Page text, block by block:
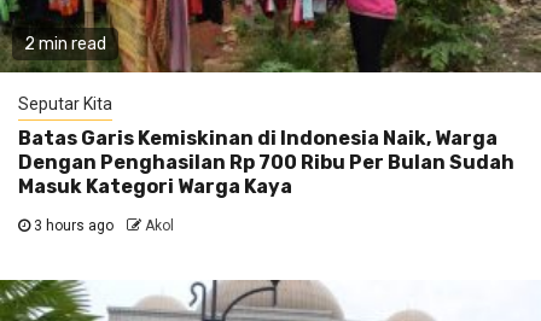
2 min read
Seputar Kita
Batas Garis Kemiskinan di Indonesia Naik, Warga
Dengan Penghasilan Rp 700 Ribu Per Bulan Sudah
Masuk Kategori Warga Kaya
3 hours ago Akol